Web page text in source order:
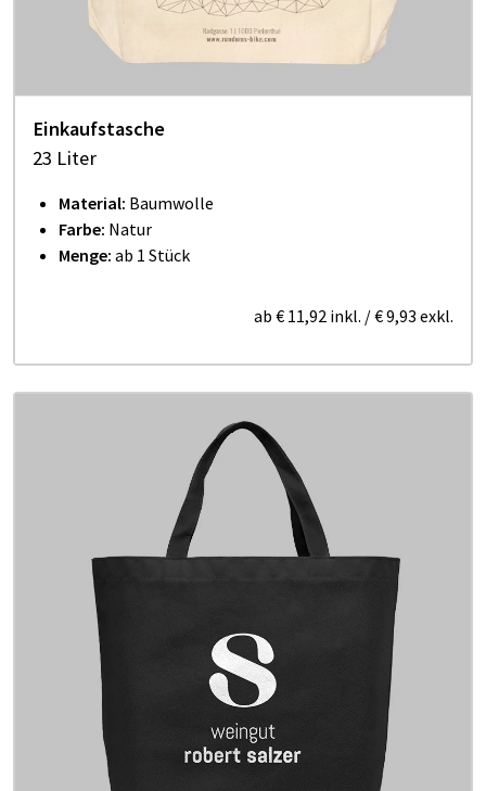
Einkaufstasche
23 Liter
Material: Baumwolle
Farbe: Natur
Menge: ab 1 Stück
ab € 11,92 inkl. /€ 9,93 exkl.